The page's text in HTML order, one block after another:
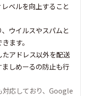
ベルを向上すること
ウイルスやスパムと
ます。
アドレス以外を配送
しめーるの防止も行
対応しており、Google